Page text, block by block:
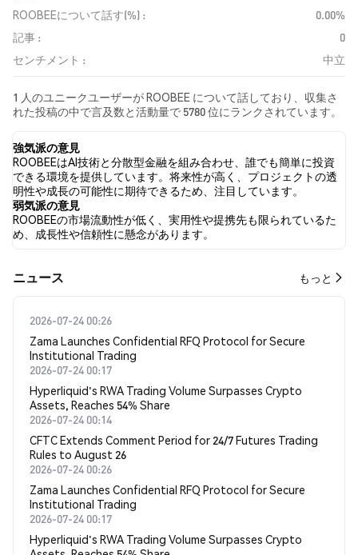
ROOBEEについて話す(%) :
0.00%
記事 :
0
センチメント :
中立
1 人のユニークユーザーが ROOBEE について話しており、収集さ
れた投稿の中で言及数と活動量で 5780 位にランクされています。
の感情は 中立 でした。 最後に、ROOBEE に関するニュース記事
が 0 件公開されました。 Twitterでは、0.00% のツイートが強気の
感情を示し、0.00% のツイートが弱気の感情を示しました。
100.00% のツイートは ROOBEE に対して中立的でした。 これらの
感情分析は 1 件のツイートに基づいています。
強気派の意見
ROOBEEはAI技術と分散型金融を組み合わせ、誰でも簡単に投資
できる環境を提供しています。将来性が高く、プロジェクトの透
明性や成長の可能性に期待できるため、注目しています。
弱気派の意見
ROOBEEの市場流動性が低く、実用性や提携先も限られているた
め、成長性や信頼性に懸念があります。
​​ニュース​​ もっと
2026-07-24 00:26
Zama Launches Confidential RFQ Protocol for Secure
Institutional Trading
2026-07-24 00:17
Hyperliquid's RWA Trading Volume Surpasses Crypto
Assets, Reaches 54% Share
2026-07-24 00:14
CFTC Extends Comment Period for 24/7 Futures Trading
Rules to August 26
2026-07-24 00:26
Zama Launches Confidential RFQ Protocol for Secure
Institutional Trading
2026-07-24 00:17
Hyperliquid's RWA Trading Volume Surpasses Crypto